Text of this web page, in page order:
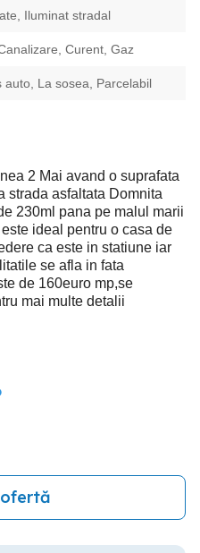
Iluminat stradal
Curent, Gaz
auto, La sosea, Parcelabil
2 Mai avand o suprafata
strada asfaltata Domnita
230ml pana pe malul marii
ideal pentru o casa de
ca este in statiune iar
se afla in fata
de 160euro mp,se
mai multe detalii